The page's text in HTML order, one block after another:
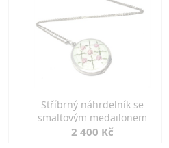
Stříbrný náhrdelník se
smaltovým medailonem
2 400 Kč